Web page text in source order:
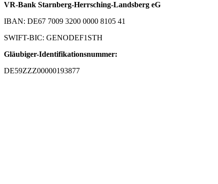
VR-Bank Starnberg-Herrsching-Landsberg eG
IBAN: DE67 7009 3200 0000 8105 41
SWIFT-BIC: GENODEF1STH
Gläubiger-Identifikationsnummer:
DE59ZZZ00000193877